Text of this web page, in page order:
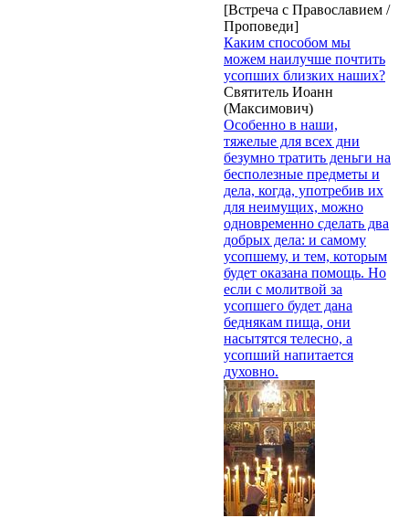
[Встреча с Православием /
Проповеди]
Каким способом мы
можем наилучше почтить
усопших близких наших?
Святитель Иоанн
(Максимович)
Особенно в наши,
тяжелые для всех дни
безумно тратить деньги на
бесполезные предметы и
дела, когда, употребив их
для неимущих, можно
одновременно сделать два
добрых дела: и самому
усопшему, и тем, которым
будет оказана помощь. Но
если с молитвой за
усопшего будет дана
беднякам пища, они
насытятся телесно, а
усопший напитается
духовно.